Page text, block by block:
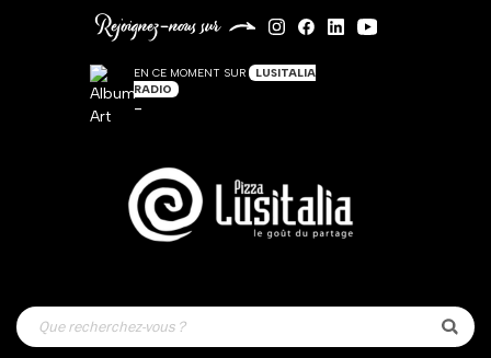
Rejoignez-nous sur
EN CE MOMENT SUR
LUSITALIA
RADIO
-